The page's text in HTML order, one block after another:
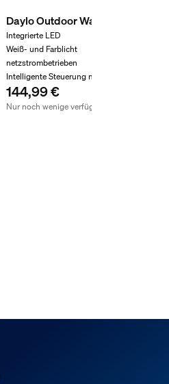
Daylo Outdoor Wandleuchte
Integrierte LED
Weiß- und Farblicht
netzstrombetrieben
Intelligente Steuerung mit Hue Bridge*
144,99 €
Nur noch wenige verfügbar